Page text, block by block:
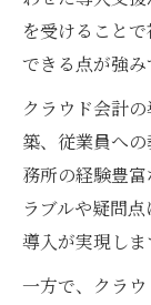
を受けること
できる点が強み
クラウド会計
築、従業員へ
務所の経験豊
ラブルや疑問
導入が実現しま
一方で、クラ